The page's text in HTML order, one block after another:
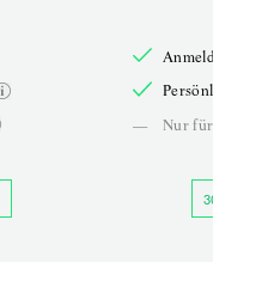
Anmelden
Persönliche
—
Nur für
30 TAGE